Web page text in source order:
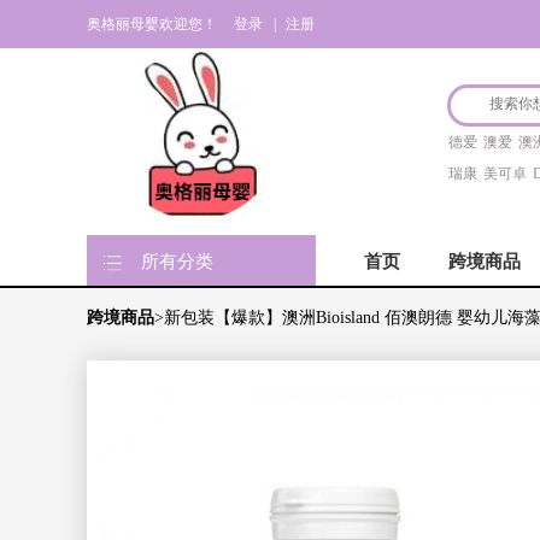
奥格丽母婴欢迎您！ 登录 注册
德爱 澳爱 澳
瑞康 美可卓
所有分类 首页 跨境商品
跨境商品>新包装【爆款】澳洲Bioisland 佰澳朗德 婴幼儿海